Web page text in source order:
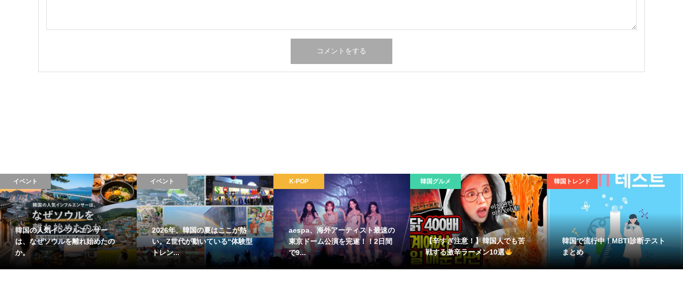
イベント
韓国の人気インフルエンサー
は、なぜソウルを離れ始めたの
か。
イベント
2026年、韓国の夏はここが熱
い。Z世代が動いている“体験型
トレン...
K-POP
aespa、海外アーティスト最速の
東京ドーム公演を完遂！！2日間
で9...
韓国グルメ
【辛すぎ注意！】韓国人でも苦
戦する激辛ラーメン10選
韓国トレンド
韓国で流行中！MBTI診断テスト
まとめ